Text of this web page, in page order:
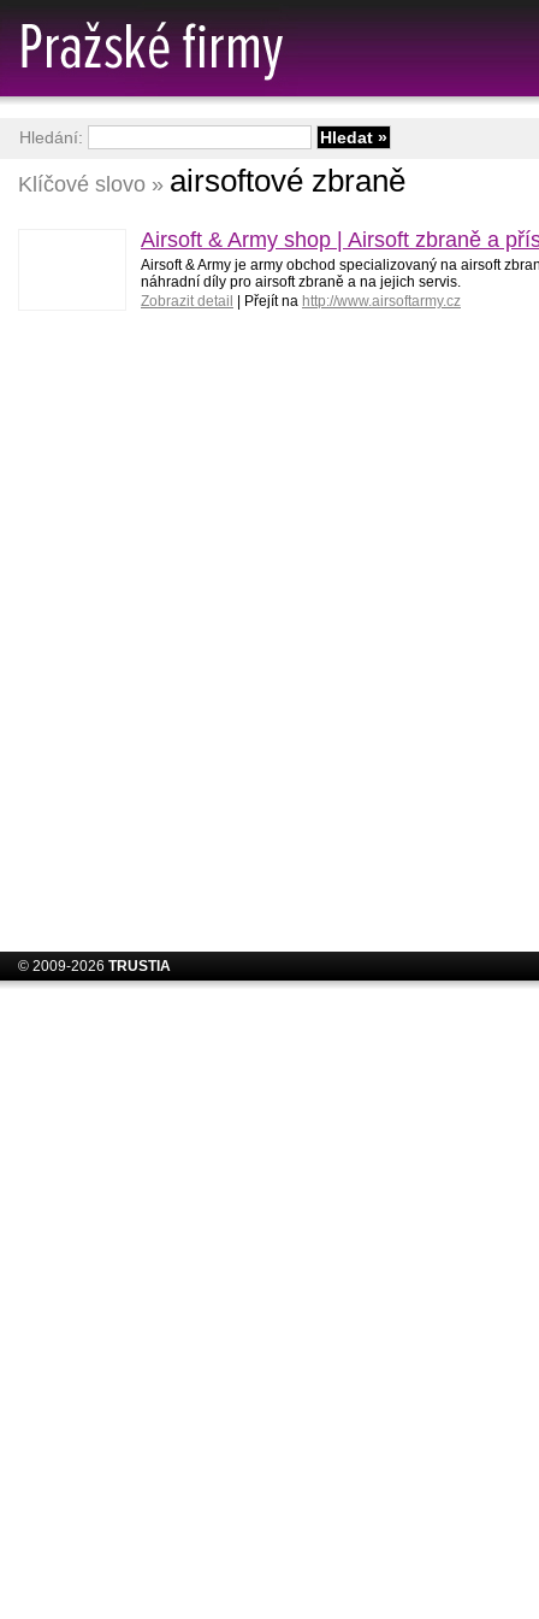
Klíčové slovo » airsoftové zbraně
Airsoft & Army shop | Airsoft zbraně a
Airsoft & Army je army obchod specializovaný na airsoft
náhradní díly pro airsoft zbraně a na jejich servis.
Zobrazit detail
| Přejít na http://www.airsoftarmy.cz
Hledání:
© 2009-2026 TRUSTIA